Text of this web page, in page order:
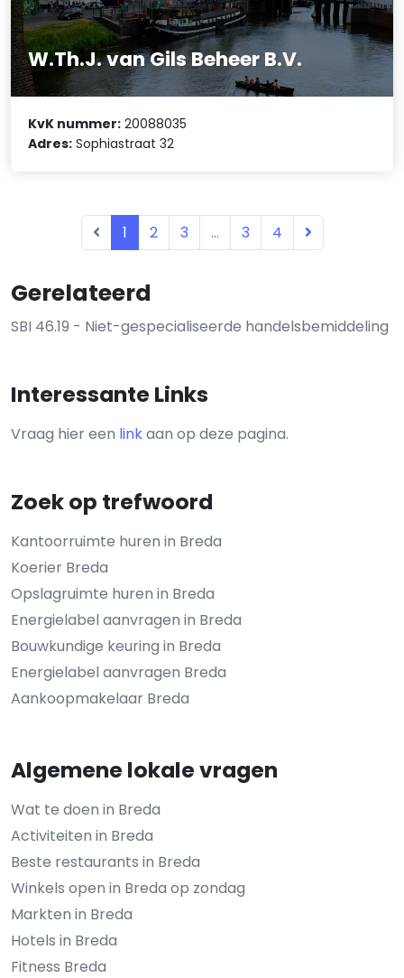
Gerelateerd
SBI 46.19 - Niet-gespecialiseerde handelsbemiddeling
Interessante Links
Vraag hier een linkaan op deze pagina.
Zoek op trefwoord
Kantoorruimte huren in Breda
Koerier Breda
Opslagruimte huren in Breda
Energielabel aanvragen in Breda
Bouwkundige keuring in Breda
Energielabel aanvragen Breda
Aankoopmakelaar Breda
Algemene lokale vragen
Wat te doen in Breda
Activiteiten in Breda
Beste restaurants in Breda
Winkels open in Breda op zondag
Markten in Breda
Hotels in Breda
Fitness Breda
W.Th.J. van Gils Beheer B.V.
KvK nummer: 20088035
Adres: Sophiastraat 32
1 2 3 ... 3 4